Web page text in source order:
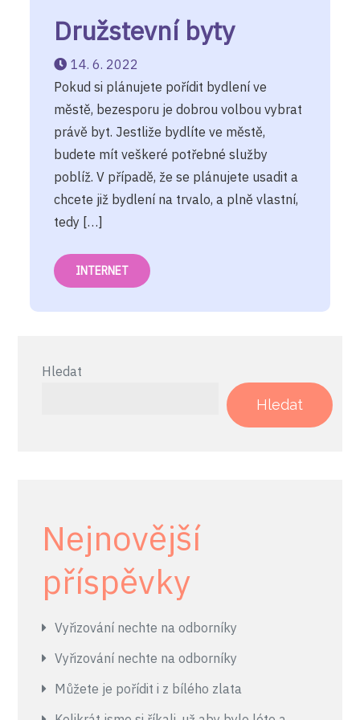
Družstevní byty
14. 6. 2022
Pokud si plánujete pořídit bydlení ve
městě, bezesporu je dobrou volbou vybrat
právě byt. Jestliže bydlíte ve městě,
budete mít veškeré potřebné služby
poblíž. V případě, že se plánujete usadit a
chcete již bydlení na trvalo, a plně vlastní,
tedy […]
INTERNET
Hledat
Hledat
Nejnovější
příspěvky
Vyřizování nechte na odborníky
Vyřizování nechte na odborníky
Můžete je pořídit i z bílého zlata